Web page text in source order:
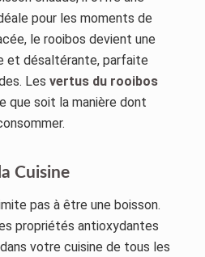
pour les moments de
le rooibos devient une
et désaltérante, parfaite
Les vertus du rooibos
que soit la manière dont
Cuisine
pas à être une boisson.
propriétés antioxydantes
votre cuisine de tous les